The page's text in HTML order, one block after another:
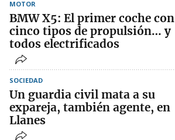
MOTOR
BMW X5: El primer coche con
cinco tipos de propulsión… y
todos electrificados
SOCIEDAD
Un guardia civil mata a su
expareja, también agente, en
Llanes